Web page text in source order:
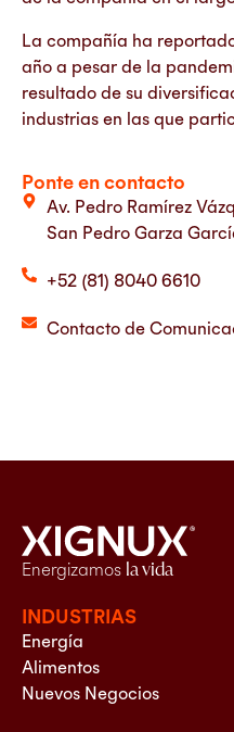
La compañía ha
año a pesar de la
resultado de su
industrias en las que
Ponte en contacto
Av. Pedro Ramírez
San Pedro Garza
+52 (81) 8040 6610
Contacto de
Energizamos la vida
INDUSTRIAS
Energía
Alimentos
Nuevos Negocios